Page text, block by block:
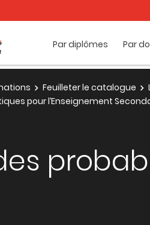
Par diplômes Par
Feuilleter le catalogue
pour l’Enseignement